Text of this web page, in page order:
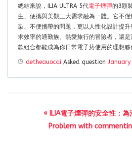
總結來說，ILIA ULTRA 5代電子煙彈的3顆
生、便攜與美觀三大需求融為一體。它不
染、不便攜帶的問題，更以人性化設計提
求效率的通勤族、熱愛旅行的冒險者，還
款組合都能成為你日常電子菸使用的理想夥
detheauocai Asked question January
« ILIA電子煙彈的安全性：
Problem with